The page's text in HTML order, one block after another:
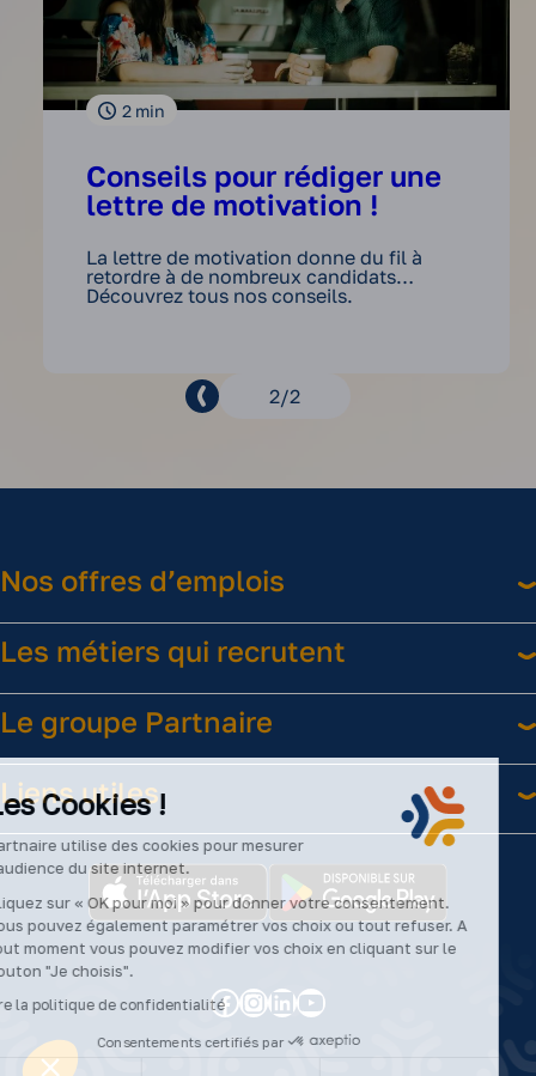
2 min
Conseils pour rédiger une
lettre de motivation !
La lettre de motivation donne du fil à
retordre à de nombreux candidats…
Découvrez tous nos conseils.
Page
2 2
Nos offres d’emplois
Les métiers qui recrutent
Le groupe Partnaire
Liens utiles
2024
©Partnaire
Facebook
Instagram
LinkedIn
YouTube
Les Cookies !
Partnaire utilise des cookies pour mesurer
l’audience du site internet.
Cliquez sur « OK pour moi » pour donner votre consentement.
Vous pouvez également paramétrer vos choix ou tout refuser. A
tout moment vous pouvez modifier vos choix en cliquant sur le
bouton "Je choisis".
Lire la politique de confidentialité
Consentements certifiés par